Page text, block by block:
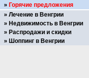
Горячие предложения
Лечение в Венгрии
Недвижимость в Венгрии
Распродажи и скидки
Шоппинг в Венгрии